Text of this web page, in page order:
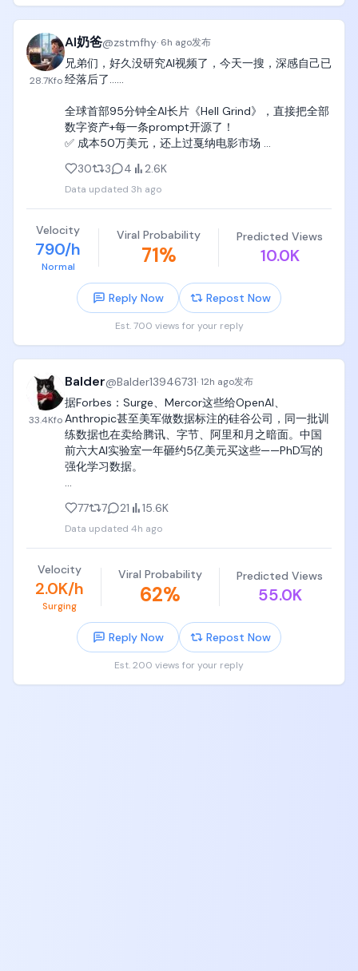
甲午战争前，清朝北洋水师采购的舰炮炮弹里掺的是
沙子而不是火药的那个典故。
结构性腐败才是最严重的国家安全威胁。
28.7Kfo
AI奶爸@zstmfhy· 6h ago发布
兄弟们，好久没研究AI视频了，今天一搜，深感自己已
经落后了……
全球首部95分钟全AI长片《Hell Grind》，直接把全部
数字资产+每一条prompt开源了！
✅ 成本50万美元，还上过戛纳电影市场
✅ 平均3000词的超长prompt，角色三视图、空间布
局、物理规则一个不藏
✅ 附带官方Claude Skill，丢进去就能按电影级工作流
写提示词
项目地址：https://t.co/AXUfuD4Axb
这波开源真的太狠了，AI视频已经卷到这个程度了……
30 3 4 2.6K
Data updated 3h ago
Velocity
790/h
Normal
Viral Probability
71%
Predicted Views
10.0K
Reply Now Repost Now
Est. 700 views for your reply
33.4Kfo
Balder@Balder13946731·12h ago发布
据Forbes：Surge、Mercor这些给OpenAI、
Anthropic甚至美军做数据标注的硅谷公司，同一批训
练数据也在卖给腾讯、字节、阿里和月之暗面。中国
前六大AI实验室一年砸约5亿美元买这些——PhD写的
强化学习数据。
77 7 21 15.6K
Data updated 4h ago
Velocity
2.0K/h
Surging
Viral Probability
62%
Predicted Views
55.0K
Reply Now Repost Now
Est. 200 views for your reply